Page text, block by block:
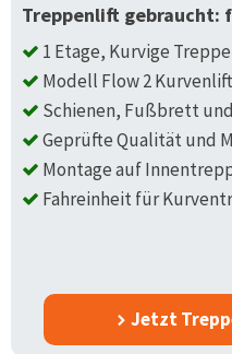
Treppenlift gebraucht:
1 Etage, Kurvige
Modell Flow 2 Kurvenlift
Schienen, Fußbrett
Geprüfte Qualität und
Montage auf
Fahreinheit für
Jetzt